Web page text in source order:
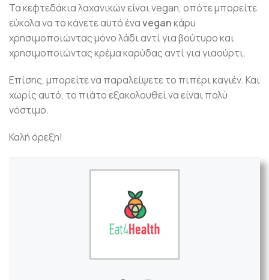
Τα κεφτεδάκια λαχανικών είναι vegan, οπότε μπορείτε
εύκολα να το κάνετε αυτό έναveganκάρυ
χρησιμοποιώντας μόνο λάδι αντί για βούτυρο και
χρησιμοποιώντας κρέμα καρύδας αντί για γιαούρτι.
Επίσης, μπορείτε να παραλείψετε το πιπέρι καγιέν. Και
χωρίς αυτό, το πιάτο εξακολουθεί να είναι πολύ
νόστιμο.
Καλή όρεξη!